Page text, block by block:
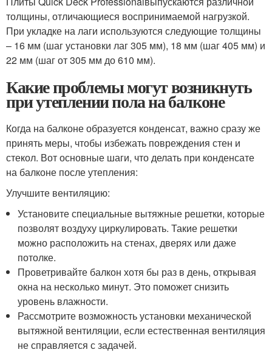
толщины, отличающиеся воспринимаемой нагрузкой.
При укладке на лаги используются следующие толщины
– 16 мм (шаг установки лаг 305 мм), 18 мм (шаг 405 мм) и
22 мм (шаг от 305 мм до 610 мм).
Какие проблемы могут возникнуть
при утеплении пола на балконе
Когда на балконе образуется конденсат, важно сразу же
принять меры, чтобы избежать повреждения стен и
стекол. Вот основные шаги, что делать при конденсате
на балконе после утепления:
Улучшите вентиляцию:
Установите специальные вытяжные решетки, которые
позволят воздуху циркулировать. Такие решетки
можно расположить на стенах, дверях или даже
потолке.
Проветривайте балкон хотя бы раз в день, открывая
окна на несколько минут. Это поможет снизить
уровень влажности.
Рассмотрите возможность установки механической
вытяжной вентиляции, если естественная вентиляция
не справляется с задачей.